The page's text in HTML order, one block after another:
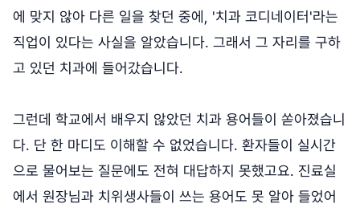
에 맞지 않아 다른 일을 찾던 중에, '치과 코디네이터'라는
직업이 있다는 사실을 알았습니다. 그래서 그 자리를 구하
고 있던 치과에 들어갔습니다.
그런데 학교에서 배우지 않았던 치과 용어들이 쏟아졌습니
다. 단 한 마디도 이해할 수 없었습니다. 환자들이 실시간
으로 물어보는 질문에도 전혀 대답하지 못했고요. 진료실
에서 원장님과 치위생사들이 쓰는 용어도 못 알아 들었어